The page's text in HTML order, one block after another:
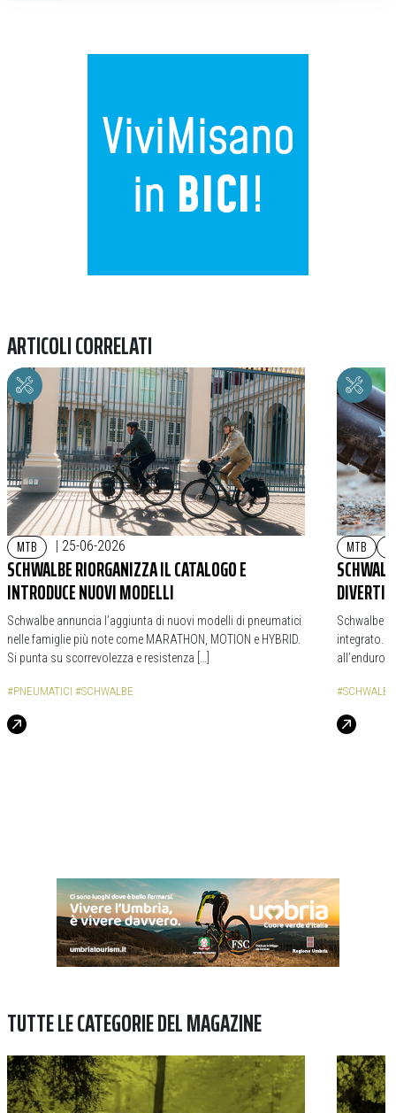
ARTICOLI CORRELATI
MTB 25-06-2026
SCHWALBE RIORGANIZZA IL CATALOGO E
INTRODUCE NUOVI MODELLI
Schwalbe annuncia l’aggiunta di nuovi modelli di pneumatici
nelle famiglie più note come MARATHON, MOTION e HYBRID.
Si punta su scorrevolezza e resistenza […]
#PNEUMATICI #SCHWALBE
MTB
Schwalbe
integrato.
all’enduro
#SCHWALBE
TUTTE LE CATEGORIE DEL MAGAZINE